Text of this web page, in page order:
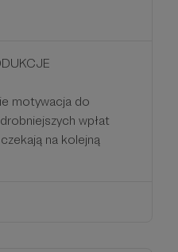
motywacja do
wpłat
na kolejną